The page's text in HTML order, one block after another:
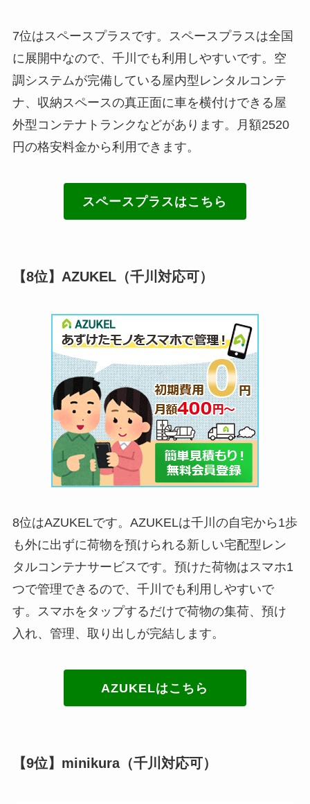
7位はスペースプラスです。スペースプラスは全国
に展開中なので、千川でも利用しやすいです。空
調システムが完備している屋内型レンタルコンテ
ナ、収納スペースの真正面に車を横付けできる屋
外型コンテナトランクなどがあります。月額2520
円の格安料金から利用できます。
スペースプラスはこちら
【8位】AZUKEL（千川対応可）
8位はAZUKELです。AZUKELは千川の自宅から1歩
も外に出ずに荷物を預けられる新しい宅配型レン
タルコンテナサービスです。預けた荷物はスマホ1
つで管理できるので、千川でも利用しやすいで
す。スマホをタップするだけで荷物の集荷、預け
入れ、管理、取り出しが完結します。
AZUKELはこちら
【9位】minikura（千川対応可）